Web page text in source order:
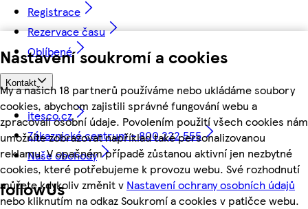
Nastavení soukromí a cookies
My a našich 18 partnerů používáme nebo ukládáme soubory
cookies, abychom zajistili správné fungování webu a
zpracovali osobní údaje. Povolením použití všech cookies nám
umožníte zobrazovat například také personalizovanou
reklamu. V opačném případě zůstanou aktivní jen nezbytné
cookies, které potřebujeme k provozu webu. Své rozhodnutí
můžete kdykoliv změnit v Nastavení ochrany osobních údajů
nebo kliknutím na odkaz Soukromí a cookies v patičce webu.
Registrace
Rezervace času
Oblíbené
Kontakt
itesco.cz
Zákaznické centrum - 800 222 555
Naše obchody
followUs